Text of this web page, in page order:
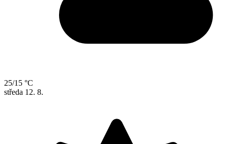
25/15 °C
středa 12. 8.